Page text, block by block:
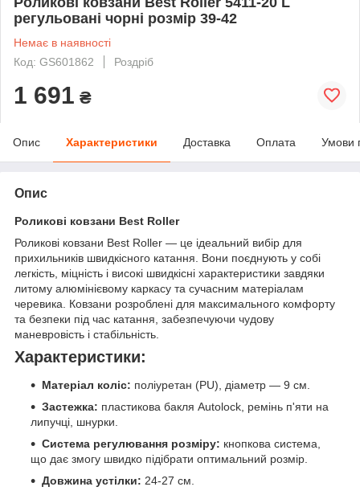
регульовані чорні розмір 39-42
Немає в наявності
Код: GS601862
Роздріб
1 691 ₴
Опис Характеристики Доставка Оплата Умови
Опис
Роликові ковзани Best Roller
Роликові ковзани Best Roller — це ідеальний вибір для
прихильників швидкісного катання. Вони поєднують у собі
легкість, міцність і високі швидкісні характеристики завдяки
литому алюмінієвому каркасу та сучасним матеріалам
черевика. Ковзани розроблені для максимального комфорту
та безпеки під час катання, забезпечуючи чудову
маневровість і стабільність.
Характеристики:
Матеріал коліс: поліуретан (PU), діаметр — 9 см.
Застежка: пластикова бакля Autolock, ремінь п'яти на
липучці, шнурки.
Система регулювання розміру: кнопкова система,
що дає змогу швидко підібрати оптимальний розмір.
Довжина устілки: 24-27 см.